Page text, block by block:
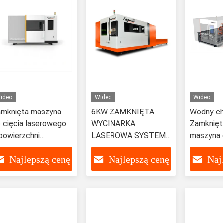
maszyna
cięcia laserowego
6,56 x 13,12
Najlepszą cenę
Wideo
6KW ZAMKNIĘTA
WYCINARKA
LASEROWA SYSTEMY
CIĘCIA LASEREM CNC
DO CIĘCIA METALI
Najlepszą cenę
Wideo
Wodny
maszyna
3000w
metalu